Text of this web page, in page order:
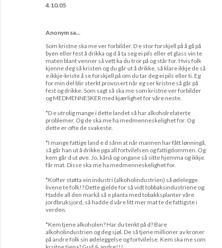
4.10.05
Anonym sa…
Som kristne ska me ver forbilder. D e stor forskjell på å gå på
byen eller fest å drikka og d å ta seg ei pils eller et glass vin te
maten blant venner så vett ka du tror på og står for. Hvis folk
kjenne deg så kristen og du går ut å drikke, så klare ikkje de så
e ikkje-kriste å se forskjell på om du tar deg ei pils eller ti. Eg
for min del blir sterkt provosert når eg ser kristne så går på
fest og drikke. Som sagt så ska me som kristne ver forbilder
og MEDMENNESKER med kjærlighet for våre neste.
*D e utrolig mange i dette landet så har alkoholrelaterte
problemer. Og de ska me ha medmenneskelighet for. Og
dette er ofte de svakeste.
*I mange fattige land e d sånn at når mannen har fått lønningå,
så går han ut å drikke pga all fortvilelsen og fattigdommen. Og
kem går d ut øve. Jo, kånå og ongane så sitte hjemma og ikkje
får mat. Disse ska me ha medmenneskelighet for.
*Koffer støtta ein industri (alkoholindustrien) så ødelegge
livene te folk!? Dette gjelde for så vidt tobbaksindustriene og.
Hadde all den markå så e planta med tobakksplanter våre
jordbruksjord, så hadde d våre litt mer mat te de fattigste i
verden.
*Kem tjene alkoholen? Har du tenkt på d? Bare
alkoholindustrien og deg sjøl. De så tjene millioner av kroner
på andre folk sin ødeleggelse og fortvilelse. Kem ska me som